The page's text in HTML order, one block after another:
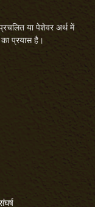
या पेशेवर अर्थ में
प्रयास है।